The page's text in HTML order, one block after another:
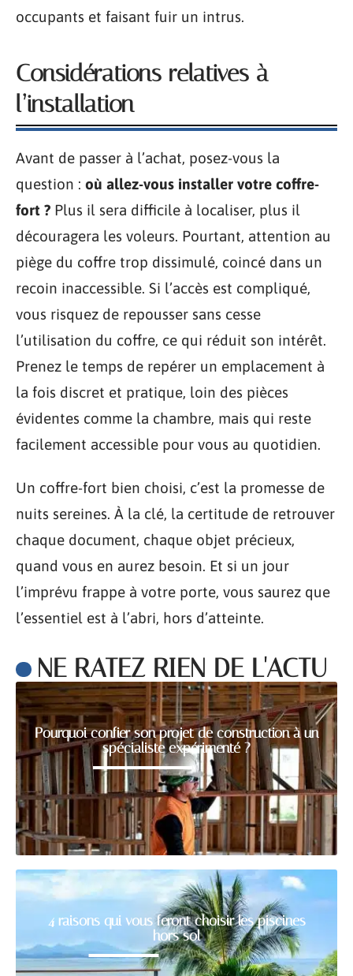
occupants et faisant fuir un intrus.
Considérations relatives à
l’installation
Avant de passer à l’achat, posez-vous la
question : où allez-vous installer votre coffre-
fort ? Plus il sera difficile à localiser, plus il
découragera les voleurs. Pourtant, attention au
piège du coffre trop dissimulé, coincé dans un
recoin inaccessible. Si l’accès est compliqué,
vous risquez de repousser sans cesse
l’utilisation du coffre, ce qui réduit son intérêt.
Prenez le temps de repérer un emplacement à
la fois discret et pratique, loin des pièces
évidentes comme la chambre, mais qui reste
facilement accessible pour vous au quotidien.
Un coffre-fort bien choisi, c’est la promesse de
nuits sereines. À la clé, la certitude de retrouver
chaque document, chaque objet précieux,
quand vous en aurez besoin. Et si un jour
l’imprévu frappe à votre porte, vous saurez que
l’essentiel est à l’abri, hors d’atteinte.
NE RATEZ RIEN DE L'ACTU
Pourquoi confier son projet de construction à un
spécialiste expérimenté ?
4 raisons qui vous feront choisir les piscines
hors sol